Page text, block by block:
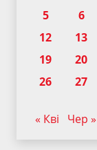
5
6
12
13
19
20
26
27
« Кві Чер »